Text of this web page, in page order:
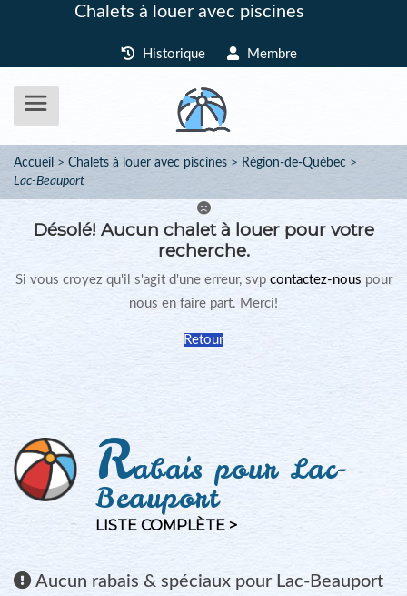
Chalets à louer avec piscines
Historique Membre
Accueil Chalets à louer avec piscines
Région-de-Québec
Lac-Beauport
Désolé! Aucun chalet à louer pour votre
recherche.
Si vous croyez qu'il s'agit d'une erreur, svp contactez-nous pour
nous en faire part. Merci!
Retour
Rabais pour Lac-
Beauport
LISTE COMPLÈTE >
Aucun rabais & spéciaux pour Lac-Beauport